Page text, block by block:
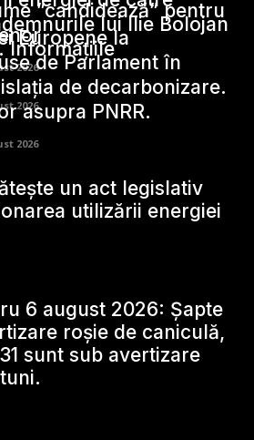
”candidează” pentru
2026
lui Ilie Bolojan
Informațiile
2026
Europene la
de Parlament în
de decarbonizare.
asupra PNRR.
2026
un act legislativ
utilizării energiei
6 august 2026: Șapte
roșie de caniculă,
sunt sub avertizare